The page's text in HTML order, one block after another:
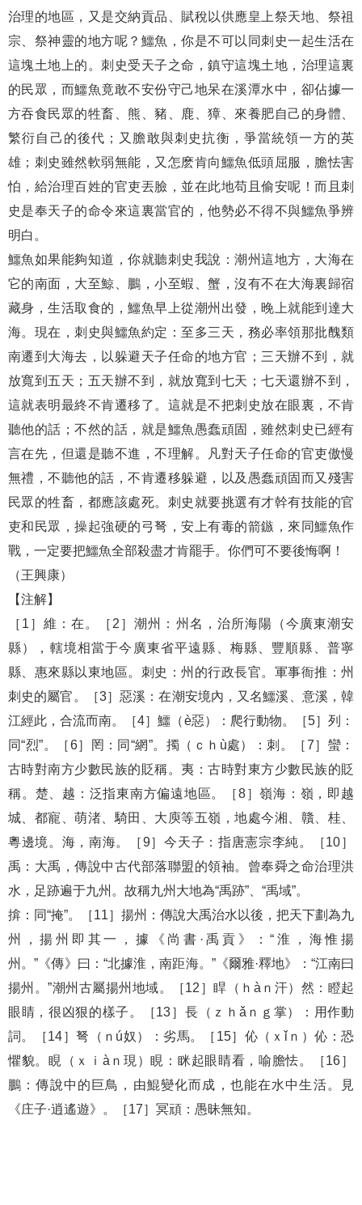
治理的地區，又是交納貢品、賦稅以供應皇上祭天地、祭祖
宗、祭神靈的地方呢？鱷魚，你是不可以同刺史一起生活在
這塊土地上的。刺史受天子之命，鎮守這塊土地，治理這裏
的民眾，而鱷魚竟敢不安份守己地呆在溪潭水中，卻佔據一
方吞食民眾的牲畜、熊、豬、鹿、獐、來養肥自己的身體、
繁衍自己的後代；又膽敢與刺史抗衡，爭當統領一方的英
雄；刺史雖然軟弱無能，又怎麽肯向鱷魚低頭屈服，膽怯害
怕，給治理百姓的官吏丟臉，並在此地苟且偷安呢！而且刺
史是奉天子的命令來這裏當官的，他勢必不得不與鱷魚爭辨
明白。
鱷魚如果能夠知道，你就聽刺史我說：潮州這地方，大海在
它的南面，大至鯨、鵬，小至蝦、蟹，沒有不在大海裏歸宿
藏身，生活取食的，鱷魚早上從潮州出發，晚上就能到達大
海。現在，刺史與鱷魚約定：至多三天，務必率領那批醜類
南遷到大海去，以躲避天子任命的地方官；三天辦不到，就
放寬到五天；五天辦不到，就放寬到七天；七天還辦不到，
這就表明最終不肯遷移了。這就是不把刺史放在眼裏，不肯
聽他的話；不然的話，就是鱷魚愚蠢頑固，雖然刺史已經有
言在先，但還是聽不進，不理解。凡對天子任命的官吏傲慢
無禮，不聽他的話，不肯遷移躲避，以及愚蠢頑固而又殘害
民眾的牲畜，都應該處死。刺史就要挑選有才幹有技能的官
吏和民眾，操起強硬的弓弩，安上有毒的箭鏃，來同鱷魚作
戰，一定要把鱷魚全部殺盡才肯罷手。你們可不要後悔啊！
（王興康）
【注解】
［1］維：在。［2］潮州：州名，治所海陽（今廣東潮安
縣），轄境相當于今廣東省平遠縣、梅縣、豐順縣、普寧
縣、惠來縣以東地區。刺史：州的行政長官。軍事衙推：州
刺史的屬官。［3］惡溪：在潮安境內，又名鱷溪、意溪，韓
江經此，合流而南。［4］鱷（è惡）：爬行動物。［5］列：
同“烈”。［6］罔：同“網”。擉（ｃｈù處）：刺。［7］蠻：
古時對南方少數民族的貶稱。夷：古時對東方少數民族的貶
稱。楚、越：泛指東南方偏遠地區。［8］嶺海：嶺，即越
城、都寵、萌渚、騎田、大庾等五嶺，地處今湘、贛、桂、
粵邊境。海，南海。［9］今天子：指唐憲宗李純。［10］
禹：大禹，傳說中古代部落聯盟的領袖。曾奉舜之命治理洪
水，足跡遍于九州。故稱九州大地為“禹跡”、“禹域”。
揜：同“掩”。［11］揚州：傳說大禹治水以後，把天下劃為九
州，揚州即其一，據《尚書·禹貢》：“淮，海惟揚
州。”《傳》曰：“北據淮，南距海。”《爾雅·釋地》：“江南曰
揚州。”潮州古屬揚州地域。［12］睅（ｈàｎ汗）然：瞪起
眼睛，很凶狠的樣子。［13］長（ｚｈǎｎｇ掌）：用作動
詞。［14］弩（ｎú奴）：劣馬。［15］伈（ｘǐｎ）伈：恐
懼貌。睍（ｘｉàｎ現）睍：眯起眼睛看，喻膽怯。［16］
鵬：傳說中的巨鳥，由鯤變化而成，也能在水中生活。見
《庄子·逍遙遊》。［17］冥頑：愚昧無知。